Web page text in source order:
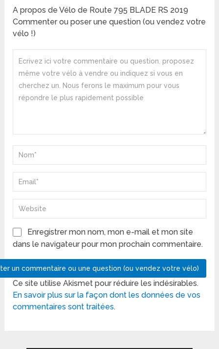
A propos de Vélo de Route 795 BLADE RS 2019
Commenter ou poser une question (ou vendez votre
vélo !)
Enregistrer mon nom, mon e-mail et mon site
dans le navigateur pour mon prochain commentaire.
Ce site utilise Akismet pour réduire les indésirables.
En savoir plus sur la façon dont les données de vos
commentaires sont traitées.